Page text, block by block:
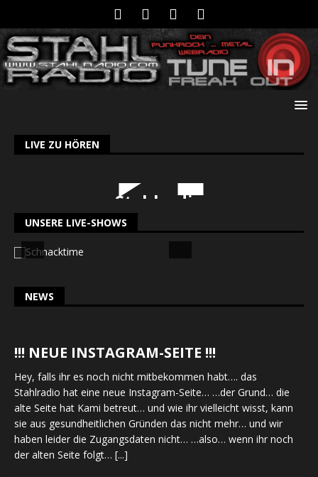
LIVE ZU HÖREN
Stahlradio
UNSERE LIVE-SHOWS
NEWS
!!! NEUE INSTAGRAM-SEITE !!!
Hey, falls ihr es noch nicht mitbekommen habt…. das
Stahlradio hat eine neue Instagram-Seite… …der Grund… die
alte Seite hat Kami betreut… und wie ihr vielleicht wisst, kann
sie aus gesundheitlichen Gründen das nicht mehr… und wir
haben leider die Zugangsdaten nicht… …also… wenn ihr noch
der alten Seite folgt… [...]